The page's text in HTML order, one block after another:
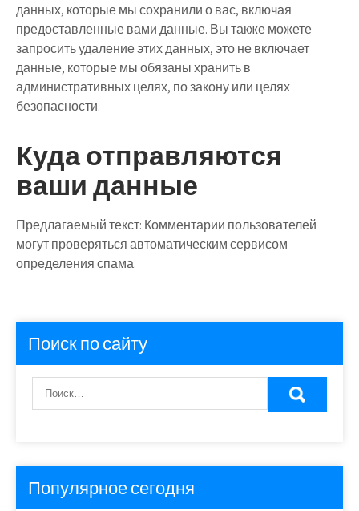
данных, которые мы сохранили о вас, включая
предоставленные вами данные. Вы также можете
запросить удаление этих данных, это не включает
данные, которые мы обязаны хранить в
административных целях, по закону или целях
безопасности.
Куда отправляются
ваши данные
Предлагаемый текст: Комментарии пользователей
могут проверяться автоматическим сервисом
определения спама.
Поиск по сайту
Популярное сегодня